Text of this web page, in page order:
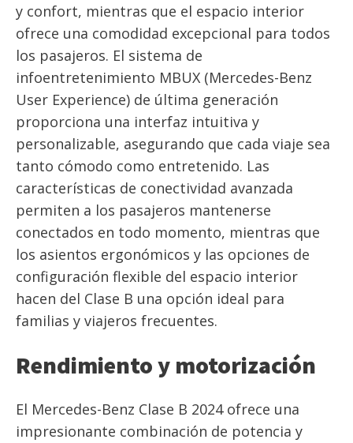
y confort, mientras que el espacio interior
ofrece una comodidad excepcional para todos
los pasajeros. El sistema de
infoentretenimiento MBUX (Mercedes-Benz
User Experience) de última generación
proporciona una interfaz intuitiva y
personalizable, asegurando que cada viaje sea
tanto cómodo como entretenido. Las
características de conectividad avanzada
permiten a los pasajeros mantenerse
conectados en todo momento, mientras que
los asientos ergonómicos y las opciones de
configuración flexible del espacio interior
hacen del Clase B una opción ideal para
familias y viajeros frecuentes.
Rendimiento y motorización
El Mercedes-Benz Clase B 2024 ofrece una
impresionante combinación de potencia y